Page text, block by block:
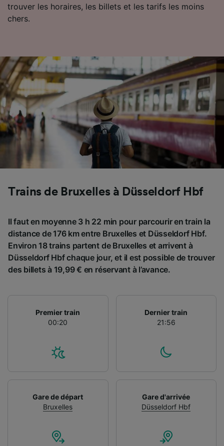
trouver les horaires, les billets et les tarifs les moins
chers.
Trains de Bruxelles à Düsseldorf Hbf
Il faut en moyenne 3 h 22 min pour parcourir en train la
distance de 176 km entre Bruxelles et Düsseldorf Hbf.
Environ 18 trains partent de Bruxelles et arrivent à
Düsseldorf Hbf chaque jour, et il est possible de trouver
des billets à 19,99 € en réservant à l’avance.
Premier train
00:20
Dernier train
21:56
Gare de départ
Bruxelles
Gare d'arrivée
Düsseldorf Hbf